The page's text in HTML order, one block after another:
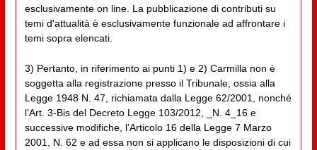
esclusivamente on line. La pubblicazione di contributi su
temi d'attualità è esclusivamente funzionale ad affrontare i
temi sopra elencati.
3) Pertanto, in riferimento ai punti 1) e 2) Carmilla non è
soggetta alla registrazione presso il Tribunale, ossia alla
Legge 1948 N. 47, richiamata dalla Legge 62/2001, nonché
l’Art. 3-Bis del Decreto Legge 103/2012, _N. 4_16 e
successive modifiche, l’Articolo 16 della Legge 7 Marzo
2001, N. 62 e ad essa non si applicano le disposizioni di cui